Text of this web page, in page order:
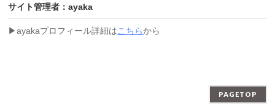
サイト管理者：ayaka
▶︎ayakaプロフィール詳細はこちらから
PAGETOP